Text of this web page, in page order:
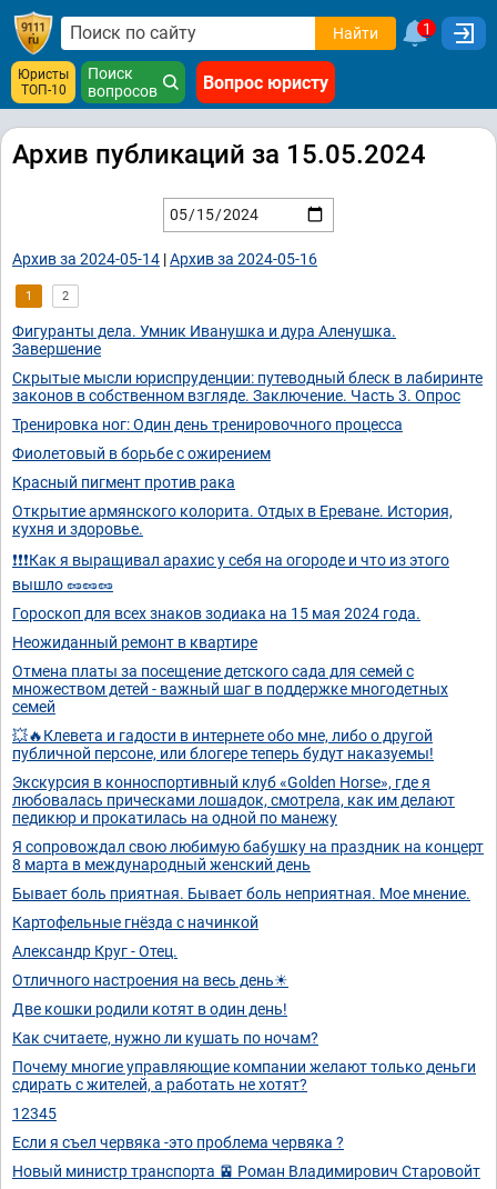
Найти 1
Юристы
ТОП-10
Поиск
вопросов
Вопрос юристу
Архив публикаций за 15.05.2024
Архив за 2024-05-14 |Архив за 2024-05-16
1 2
Фигуранты дела. Умник Иванушка и дура Аленушка.
Завершение
Скрытые мысли юриспруденции: путеводный блеск в лабиринте
законов в собственном взгляде. Заключение. Часть 3. Опрос
Тренировка ног: Один день тренировочного процесса
Фиолетовый в борьбе с ожирением
Красный пигмент против рака
Открытие армянского колорита. Отдых в Ереване. История,
кухня и здоровье.
❗❗❗Как я выращивал арахис у себя на огороде и что из этого
вышло 🥜🥜🥜
Гороскоп для всех знаков зодиака на 15 мая 2024 года.
Неожиданный ремонт в квартире
Отмена платы за посещение детского сада для семей с
множеством детей - важный шаг в поддержке многодетных
семей
💥🔥Клевета и гадости в интернете обо мне, либо о другой
публичной персоне, или блогере теперь будут наказуемы!
Экскурсия в конноспортивный клуб «Golden Horse», где я
любовалась прическами лошадок, смотрела, как им делают
педикюр и прокатилась на одной по манежу
Я сопровождал свою любимую бабушку на праздник на концерт
8 марта в международный женский день
Бывает боль приятная. Бывает боль неприятная. Мое мнение.
Картофельные гнёзда с начинкой
Александр Круг - Отец.
Отличного настроения на весь день☀
Две кошки родили котят в один день!
Как считаете, нужно ли кушать по ночам?
Почему многие управляющие компании желают только деньги
сдирать с жителей, а работать не хотят?
12345
Если я съел червяка -это проблема червяка ?
Новый министр транспорта 🚈 Роман Владимирович Старовойт